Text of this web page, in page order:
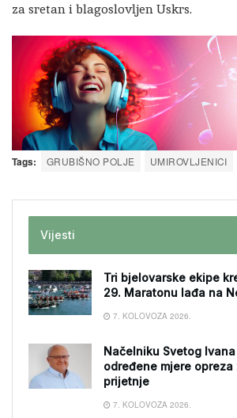
za sretan i blagoslovljen Uskrs.
Tags: GRUBIŠNO POLJE UMIROVLJENICI
Vijesti
Tri bjelovarske ekipe
29. Maratonu lađa na
7. KOLOVOZA 2026.
Načelniku Svetog
određene mjere opreza
prijetnje
7. KOLOVOZA 2026.